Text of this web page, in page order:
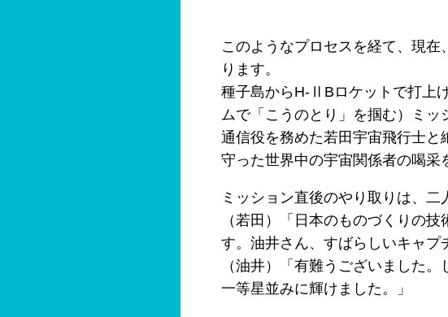
このようなプロセスを経て、現
ります。
種子島からH-ⅡBロケットで打上
ムで「こうのとり」を掴む）ミ
通信役を務めた若田宇宙飛行士
守った世界中の宇宙関係者の喝采
ミッション直後のやり取りは、二
（若田）「日本のものづくりの
す。油井さん、すばらしいキャプ
（油井）「有難うございました
一等星並みに輝けました。」